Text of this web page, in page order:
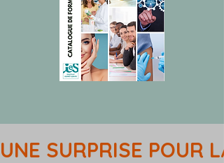
UNE SURPRISE POUR